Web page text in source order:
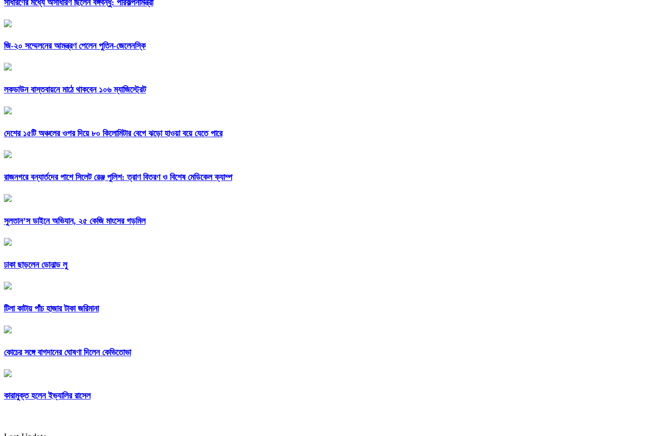
সাধারণের মধ্যে অসাধারণ ছিলেন বঙ্গবন্ধু: পরিকল্পনামন্ত্রী
জি-২০ সম্মেলনের আমন্ত্রণ পেলেন পুতিন-জেলেনস্কি
লকডাউন বাস্তবায়নে মাঠে থাকবেন ১০৬ ম্যাজিস্ট্রেট
দেশের ১৫টি অঞ্চলের ওপর দিয়ে ৮০ কিলোমিটার বেগে ঝড়ো হাওয়া বয়ে যেতে পারে
রাজনগরে বন্যার্তদের পাশে সিলেট রেঞ্জ পুলিশ: ত্রাণ বিতরণ ও বিশেষ মেডিকেল ক্যাম্প
সুলতান’স ডাইনে অভিযান, ২৫ কেজি মাংসের গড়মিল
ঢাকা ছাড়লেন ডোনাল্ড লু
টিলা কাটায় পাঁচ হাজার টাকা জরিমানা
কোচের সঙ্গে বাগদানের ঘোষণা দিলেন কেভিতোভা
কারামুক্ত হলেন ইভ্যালির রাসেল